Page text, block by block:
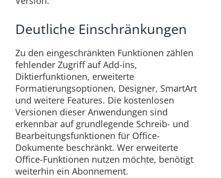
Deutliche Einschränkungen
Zu den eingeschränkten Funktionen zählen
fehlender Zugriff auf Add-ins,
Diktierfunktionen, erweiterte
Formatierungsoptionen, Designer, SmartArt
und weitere Features. Die kostenlosen
Versionen dieser Anwendungen sind
erkennbar auf grundlegende Schreib- und
Bearbeitungsfunktionen für Office-
Dokumente beschränkt. Wer erweiterte
Office-Funktionen nutzen möchte, benötigt
weiterhin ein Abonnement.